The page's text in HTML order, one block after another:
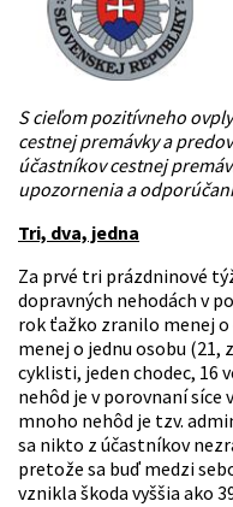
S cieľom pozitívneho
cestnej premávky a
účastníkov cestnej
upozornenia a
Tri, dva, jedna
Za prvé tri prázdninové
dopravných nehodách v
rok ťažko zranilo menej o
menej o jednu osobu (21,
cyklisti, jeden chodec, 16
nehôd je v porovnaní síce
mnoho nehôd je tzv.
sa nikto z účastníkov
pretože sa buď medzi
vznikla škoda vyššia ako